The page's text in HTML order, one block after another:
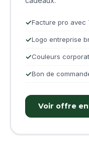
Facture pro avec
Logo entreprise
Couleurs
Bon de
Voir offre